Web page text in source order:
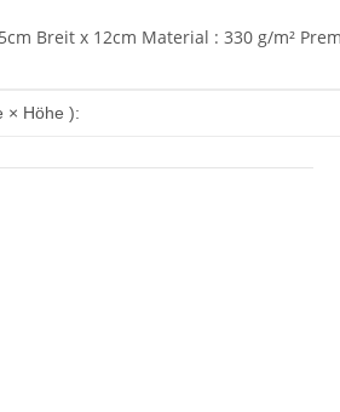
Breit x 12cm Material : 330 g/m²
× Höhe ):